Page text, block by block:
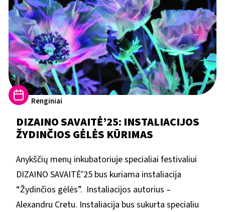
Renginiai
DIZAINO SAVAITĖ’25: INSTALIACIJOS
ŽYDINČIOS GĖLĖS KŪRIMAS
Anykščių menų inkubatoriuje specialiai festivaliui
DIZAINO SAVAITĖ’25 bus kuriama instaliacija
“Žydinčios gėlės”. Instaliacijos autorius –
Alexandru Cretu. Instaliacija bus sukurta specialiu